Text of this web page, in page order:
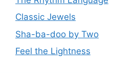
Classic Jewels
Sha-ba-doo by Two
Feel the Lightness